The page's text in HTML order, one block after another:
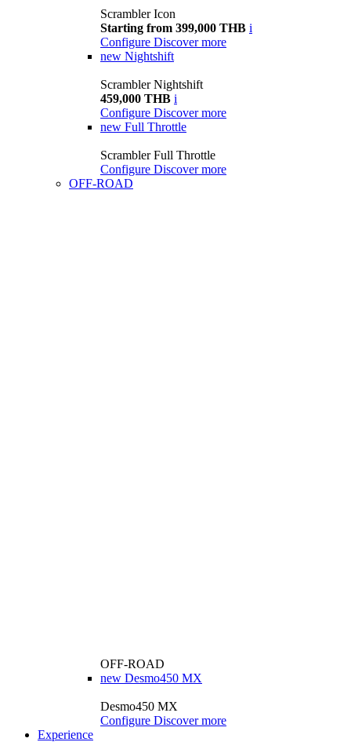
Scrambler Icon
Starting from 399,000 THB i
Configure Discover more
new Nightshift
Scrambler Nightshift
459,000 THB i
Configure Discover more
new Full Throttle
Scrambler Full Throttle
Configure Discover more
OFF-ROAD
OFF-ROAD
new Desmo450 MX
Desmo450 MX
Configure Discover more
Experience